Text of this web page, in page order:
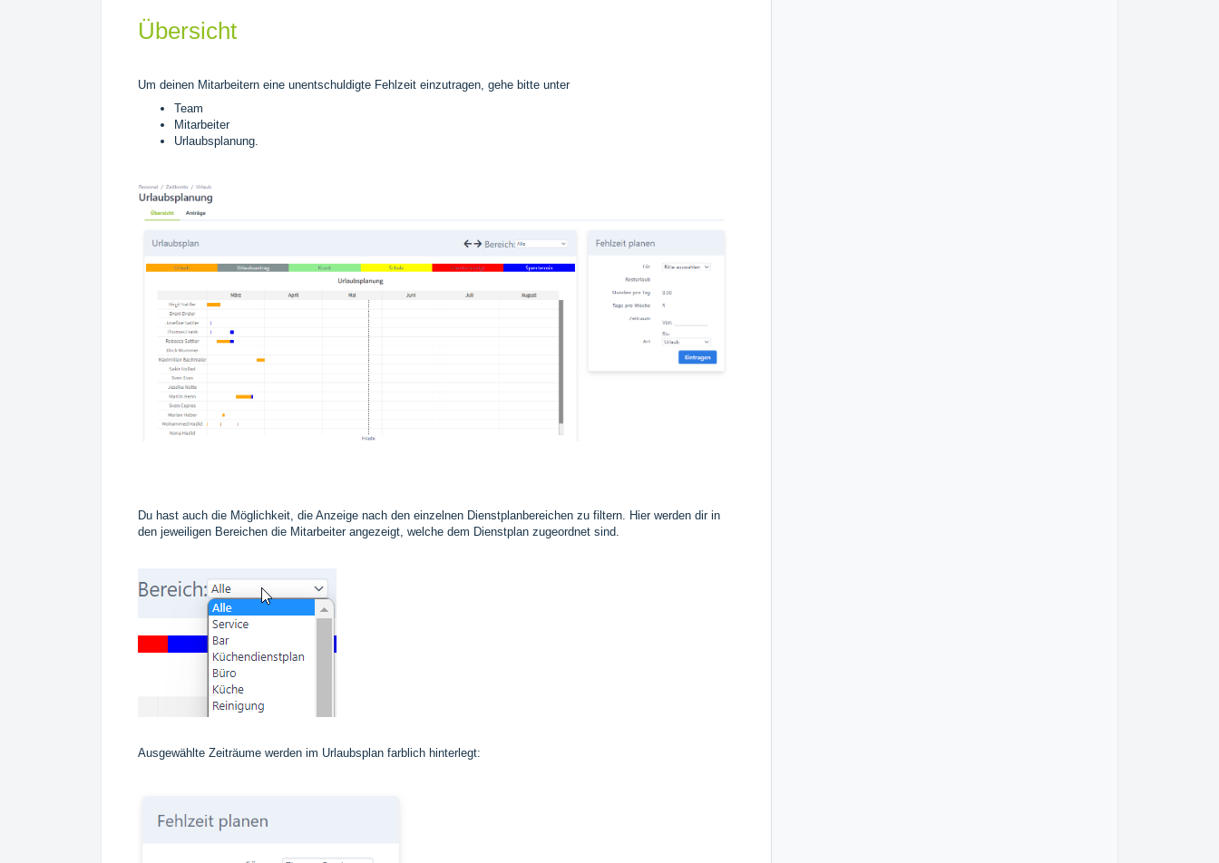
Übersicht
Um deinen Mitarbeitern eine unentschuldigte Fehlzeit einzutragen, gehe bitte unter
Team
Mitarbeiter
Urlaubsplanung.
Du hast auch die Möglichkeit, die Anzeige nach den einzelnen Dienstplanbereichen zu filtern. Hier werden dir in
den jeweiligen Bereichen die Mitarbeiter angezeigt, welche dem Dienstplan zugeordnet sind.
Ausgewählte Zeiträume werden im Urlaubsplan farblich hinterlegt: